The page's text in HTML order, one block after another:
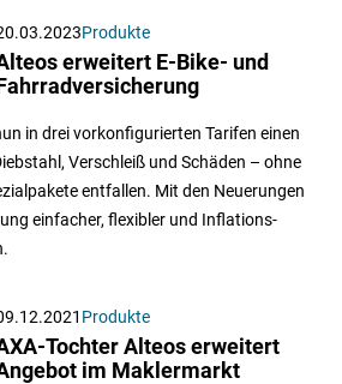
Produkte
erweitert E-Bike- und
in drei vorkonfigurierten Tarifen einen
Verschleiß und Schäden – ohne
entfallen. Mit den Neuerungen
einfacher, flexibler und Inflations-
Produkte
Tochter Alteos erweitert
im Maklermarkt